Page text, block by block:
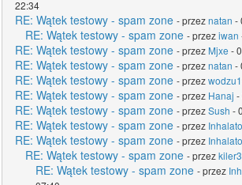
22:34
RE: Wątek testowy - spam zone - przeznatan -
RE: Wątek testowy - spam zone - przeziwan
RE: Wątek testowy - spam zone - przez Mjxe -
RE: Wątek testowy - spam zone - przeznatan -
RE: Wątek testowy - spam zone - przez
RE: Wątek testowy - spam zone - przez Hanaj -
RE: Wątek testowy - spam zone - przezSush -
RE: Wątek testowy - spam zone - przez
RE: Wątek testowy - spam zone - przez
RE: Wątek testowy - spam zone - przez
RE: Wątek testowy - spam zone - przez